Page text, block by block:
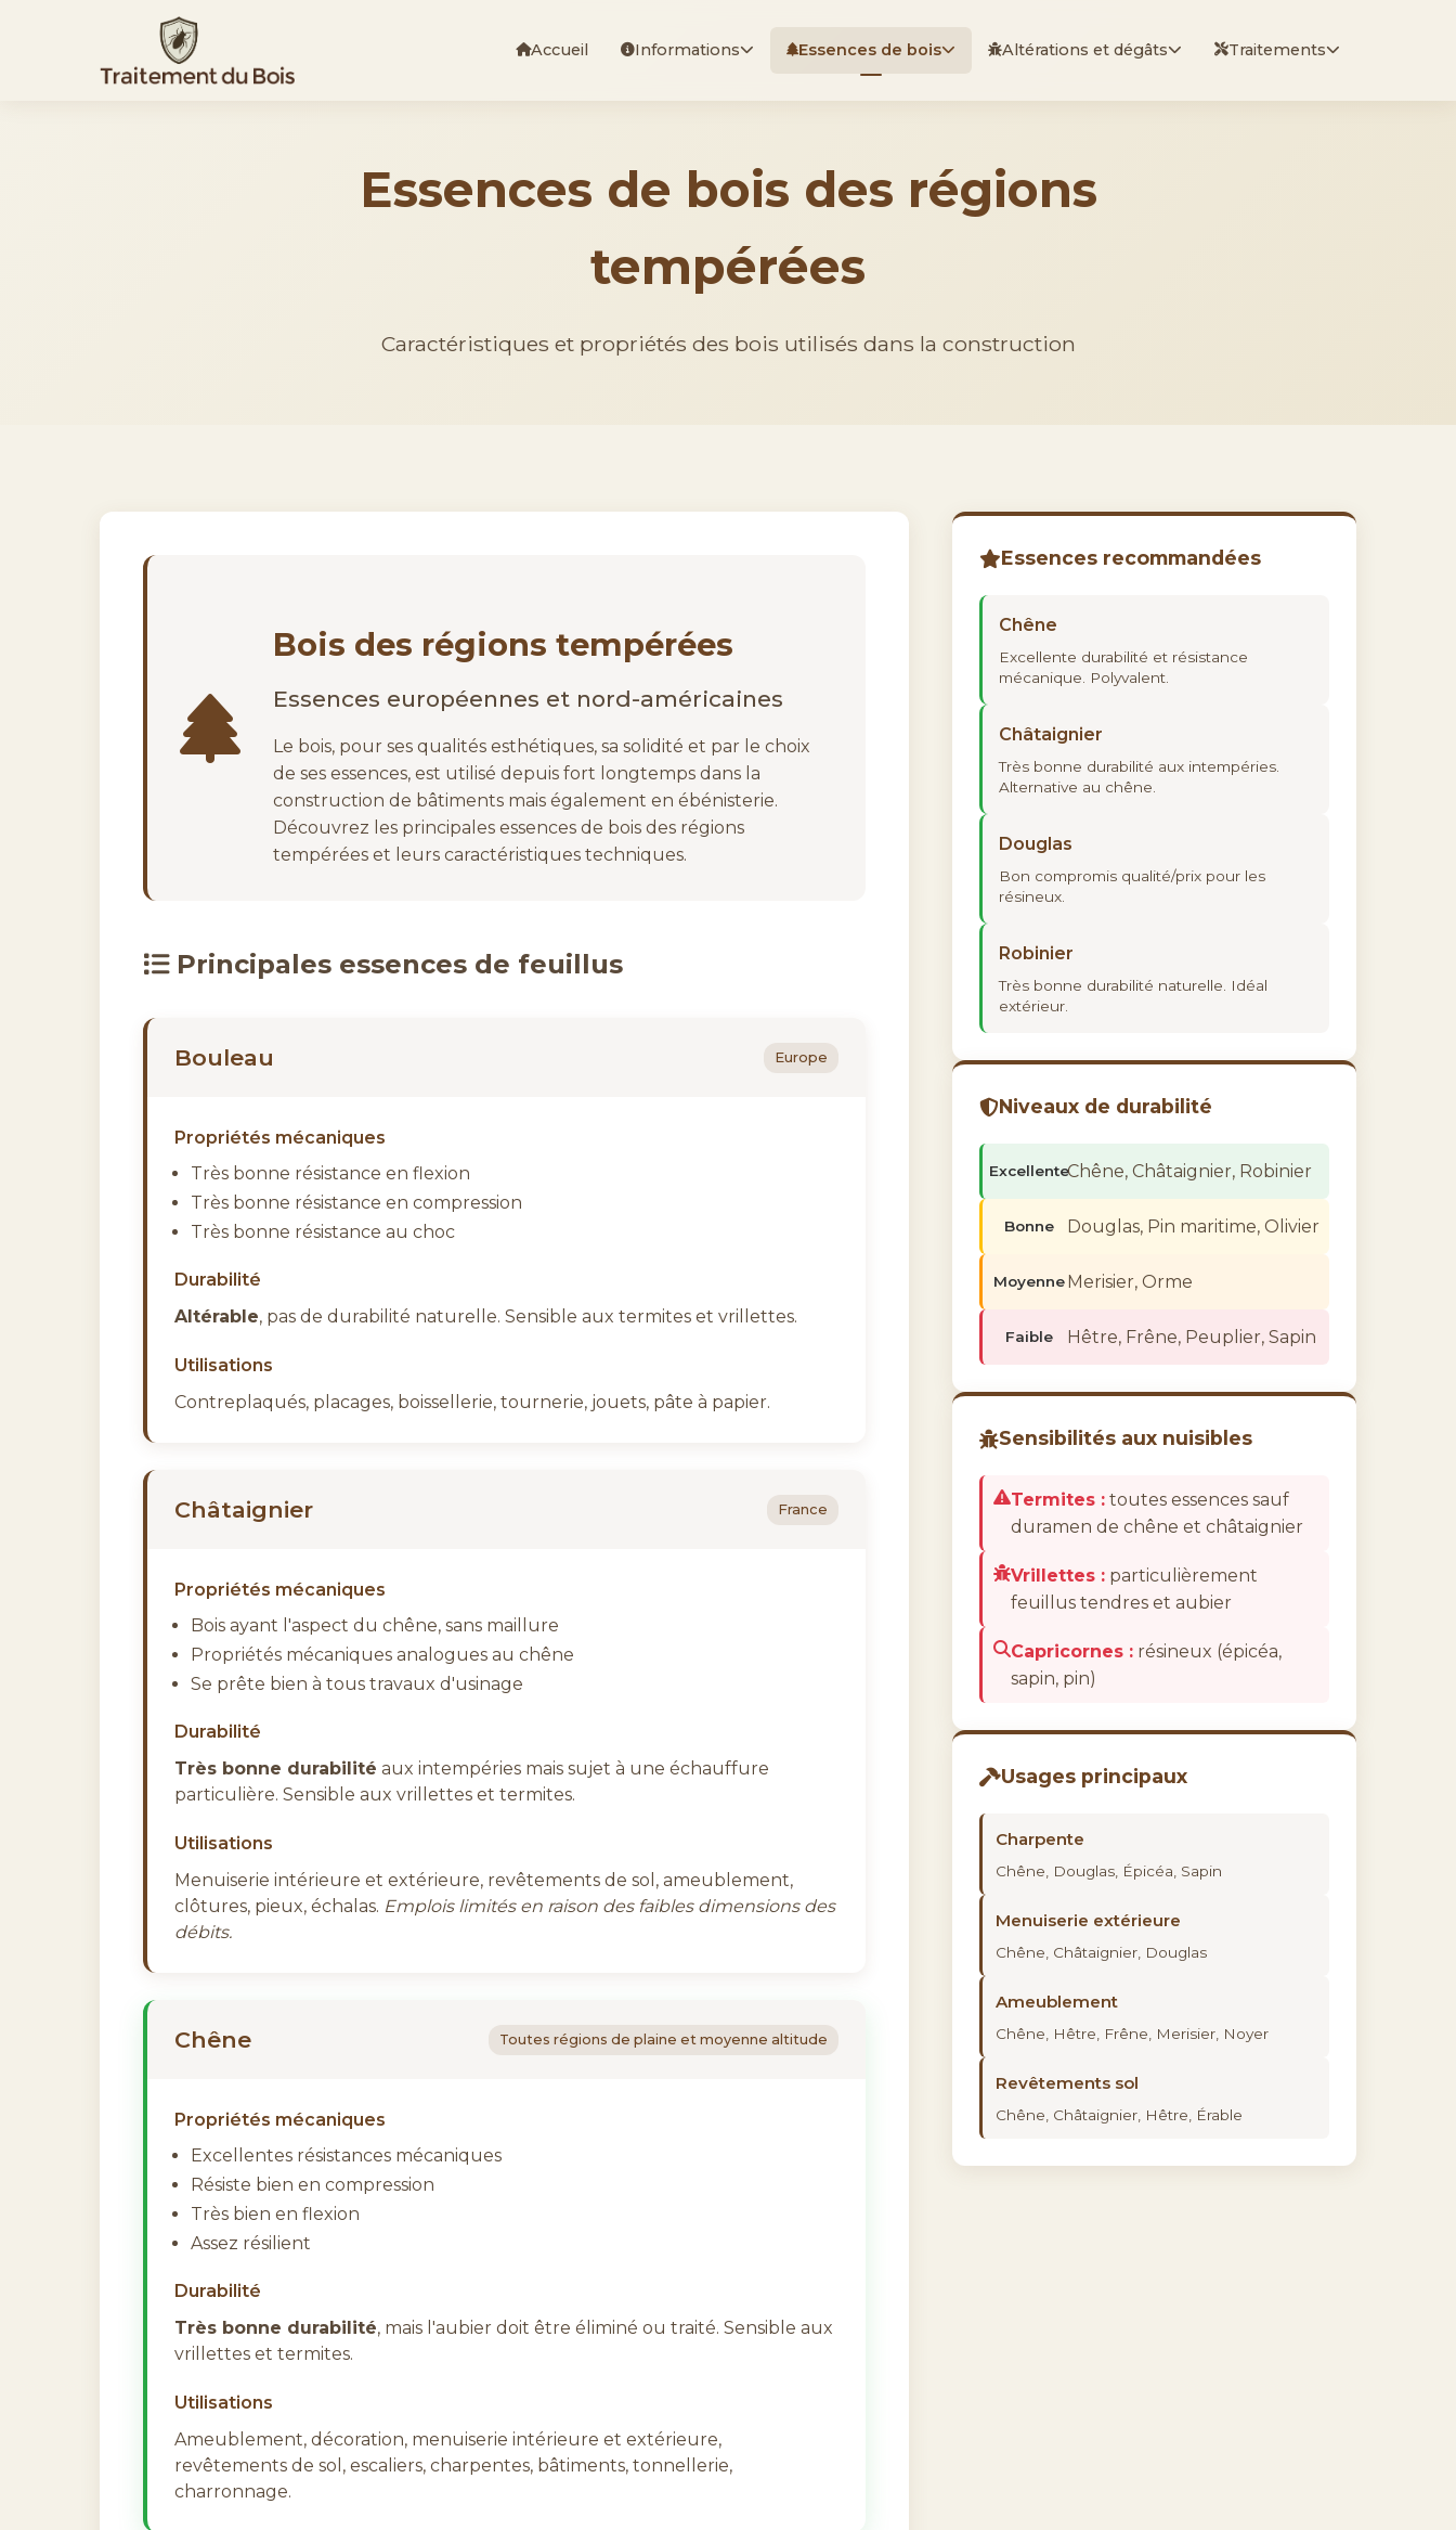
Accueil Informations Essences de bois Altérations et dégâts Traitements
Essences de bois des régions
tempérées
Caractéristiques et propriétés des bois utilisés dans la construction
Bois des régions tempérées
Essences européennes et nord-américaines
Le bois, pour ses qualités esthétiques, sa solidité et par le choix
de ses essences, est utilisé depuis fort longtemps dans la
construction de bâtiments mais également en ébénisterie.
Découvrez les principales essences de bois des régions
tempérées et leurs caractéristiques techniques.
Principales essences de feuillus
Bouleau Europe
Propriétés mécaniques
Très bonne résistance en flexion
Très bonne résistance en compression
Très bonne résistance au choc
Durabilité
Altérable, pas de durabilité naturelle. Sensible aux termites et vrillettes.
Utilisations
Contreplaqués, placages, boissellerie, tournerie, jouets, pâte à papier.
Châtaignier France
Propriétés mécaniques
Bois ayant l'aspect du chêne, sans maillure
Propriétés mécaniques analogues au chêne
Se prête bien à tous travaux d'usinage
Durabilité
Très bonne durabilité aux intempéries mais sujet à une échauffure
particulière. Sensible aux vrillettes et termites.
Utilisations
Menuiserie intérieure et extérieure, revêtements de sol, ameublement,
clôtures, pieux, échalas. Emplois limités en raison des faibles dimensions des
débits.
Chêne Toutes régions de plaine et moyenne altitude
Propriétés mécaniques
Excellentes résistances mécaniques
Résiste bien en compression
Très bien en flexion
Assez résilient
Durabilité
Très bonne durabilité, mais l'aubier doit être éliminé ou traité. Sensible aux
vrillettes et termites.
Utilisations
Ameublement, décoration, menuiserie intérieure et extérieure,
revêtements de sol, escaliers, charpentes, bâtiments, tonnellerie,
charronnage.
Essences recommandées
Chêne
Excellente durabilité et résistance
mécanique. Polyvalent.
Châtaignier
Très bonne durabilité aux intempéries.
Alternative au chêne.
Douglas
Bon compromis qualité/prix pour les
résineux.
Robinier
Très bonne durabilité naturelle. Idéal
extérieur.
Niveaux de durabilité
ExcellenteChêne, Châtaignier, Robinier
Bonne Douglas, Pin maritime, Olivier
Moyenne Merisier, Orme
Faible Hêtre, Frêne, Peuplier, Sapin
Sensibilités aux nuisibles
Termites : toutes essences sauf
duramen de chêne et châtaignier
Vrillettes : particulièrement
feuillus tendres et aubier
Capricornes : résineux (épicéa,
sapin, pin)
Usages principaux
Charpente
Chêne, Douglas, Épicéa, Sapin
Menuiserie extérieure
Chêne, Châtaignier, Douglas
Ameublement
Chêne, Hêtre, Frêne, Merisier, Noyer
Revêtements sol
Chêne, Châtaignier, Hêtre, Érable